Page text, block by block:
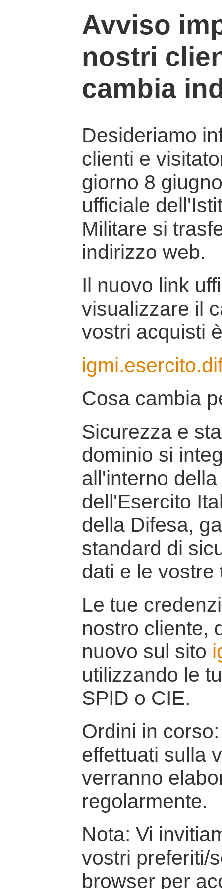
Avviso
nostri
cambia
Desideriamo
clienti e
giorno 8
ufficiale
Militare si
indirizzo web.
Il nuovo link
visualizzare il
vostri acquisti
Cosa cambia
Sicurezza e
dominio si
all'interno
dell'Esercito
della Difesa,
standard di
dati e le vostre
Le tue
nostro cliente,
nuovo sul sito
utilizzando le
SPID o CIE.
Ordini in
effettuati sulla
verranno
regolarmente.
Nota: Vi
vostri preferiti/
browser per